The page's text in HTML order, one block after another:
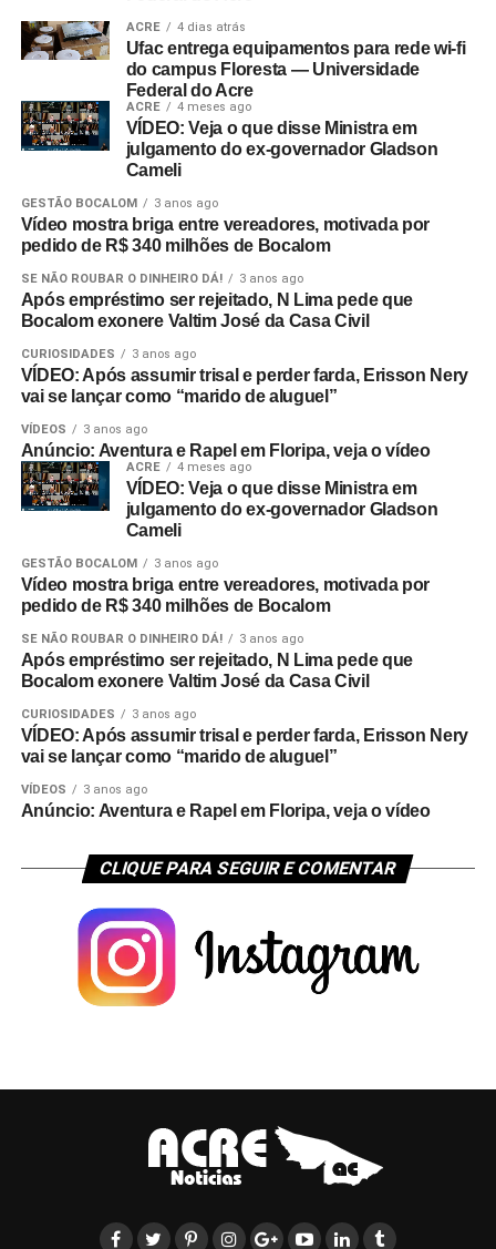
ACRE 4 dias atrás
Ufac entrega equipamentos para rede wi-fi
do campus Floresta — Universidade
Federal do Acre
ACRE 4 meses ago
VÍDEO: Veja o que disse Ministra em
julgamento do ex-governador Gladson
Cameli
GESTÃO BOCALOM 3 anos ago
Vídeo mostra briga entre vereadores, motivada por
pedido de R$ 340 milhões de Bocalom
SE NÃO ROUBAR O DINHEIRO DÁ! 3 anos ago
Após empréstimo ser rejeitado, N Lima pede que
Bocalom exonere Valtim José da Casa Civil
CURIOSIDADES 3 anos ago
VÍDEO: Após assumir trisal e perder farda, Erisson Nery
vai se lançar como “marido de aluguel”
VÍDEOS 3 anos ago
Anúncio: Aventura e Rapel em Floripa, veja o vídeo
ACRE 4 meses ago
VÍDEO: Veja o que disse Ministra em
julgamento do ex-governador Gladson
Cameli
GESTÃO BOCALOM 3 anos ago
Vídeo mostra briga entre vereadores, motivada por
pedido de R$ 340 milhões de Bocalom
SE NÃO ROUBAR O DINHEIRO DÁ! 3 anos ago
Após empréstimo ser rejeitado, N Lima pede que
Bocalom exonere Valtim José da Casa Civil
CURIOSIDADES 3 anos ago
VÍDEO: Após assumir trisal e perder farda, Erisson Nery
vai se lançar como “marido de aluguel”
VÍDEOS 3 anos ago
Anúncio: Aventura e Rapel em Floripa, veja o vídeo
CLIQUE PARA SEGUIR E COMENTAR